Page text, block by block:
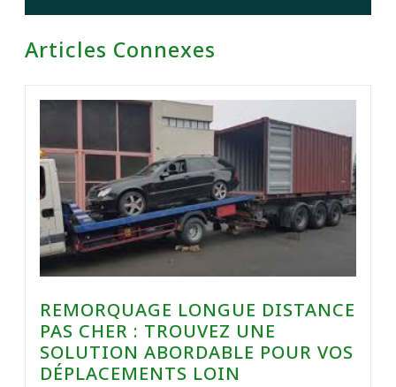
Articles Connexes
REMORQUAGE LONGUE DISTANCE
PAS CHER : TROUVEZ UNE
SOLUTION ABORDABLE POUR VOS
DÉPLACEMENTS LOIN